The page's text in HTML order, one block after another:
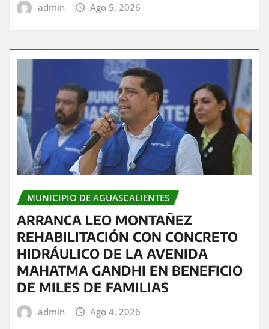
admin Ago 5, 2026
MUNICIPIO DE AGUASCALIENTES
ARRANCA LEO MONTAÑEZ
REHABILITACIÓN CON CONCRETO
HIDRÁULICO DE LA AVENIDA
MAHATMA GANDHI EN BENEFICIO
DE MILES DE FAMILIAS
admin Ago 4, 2026